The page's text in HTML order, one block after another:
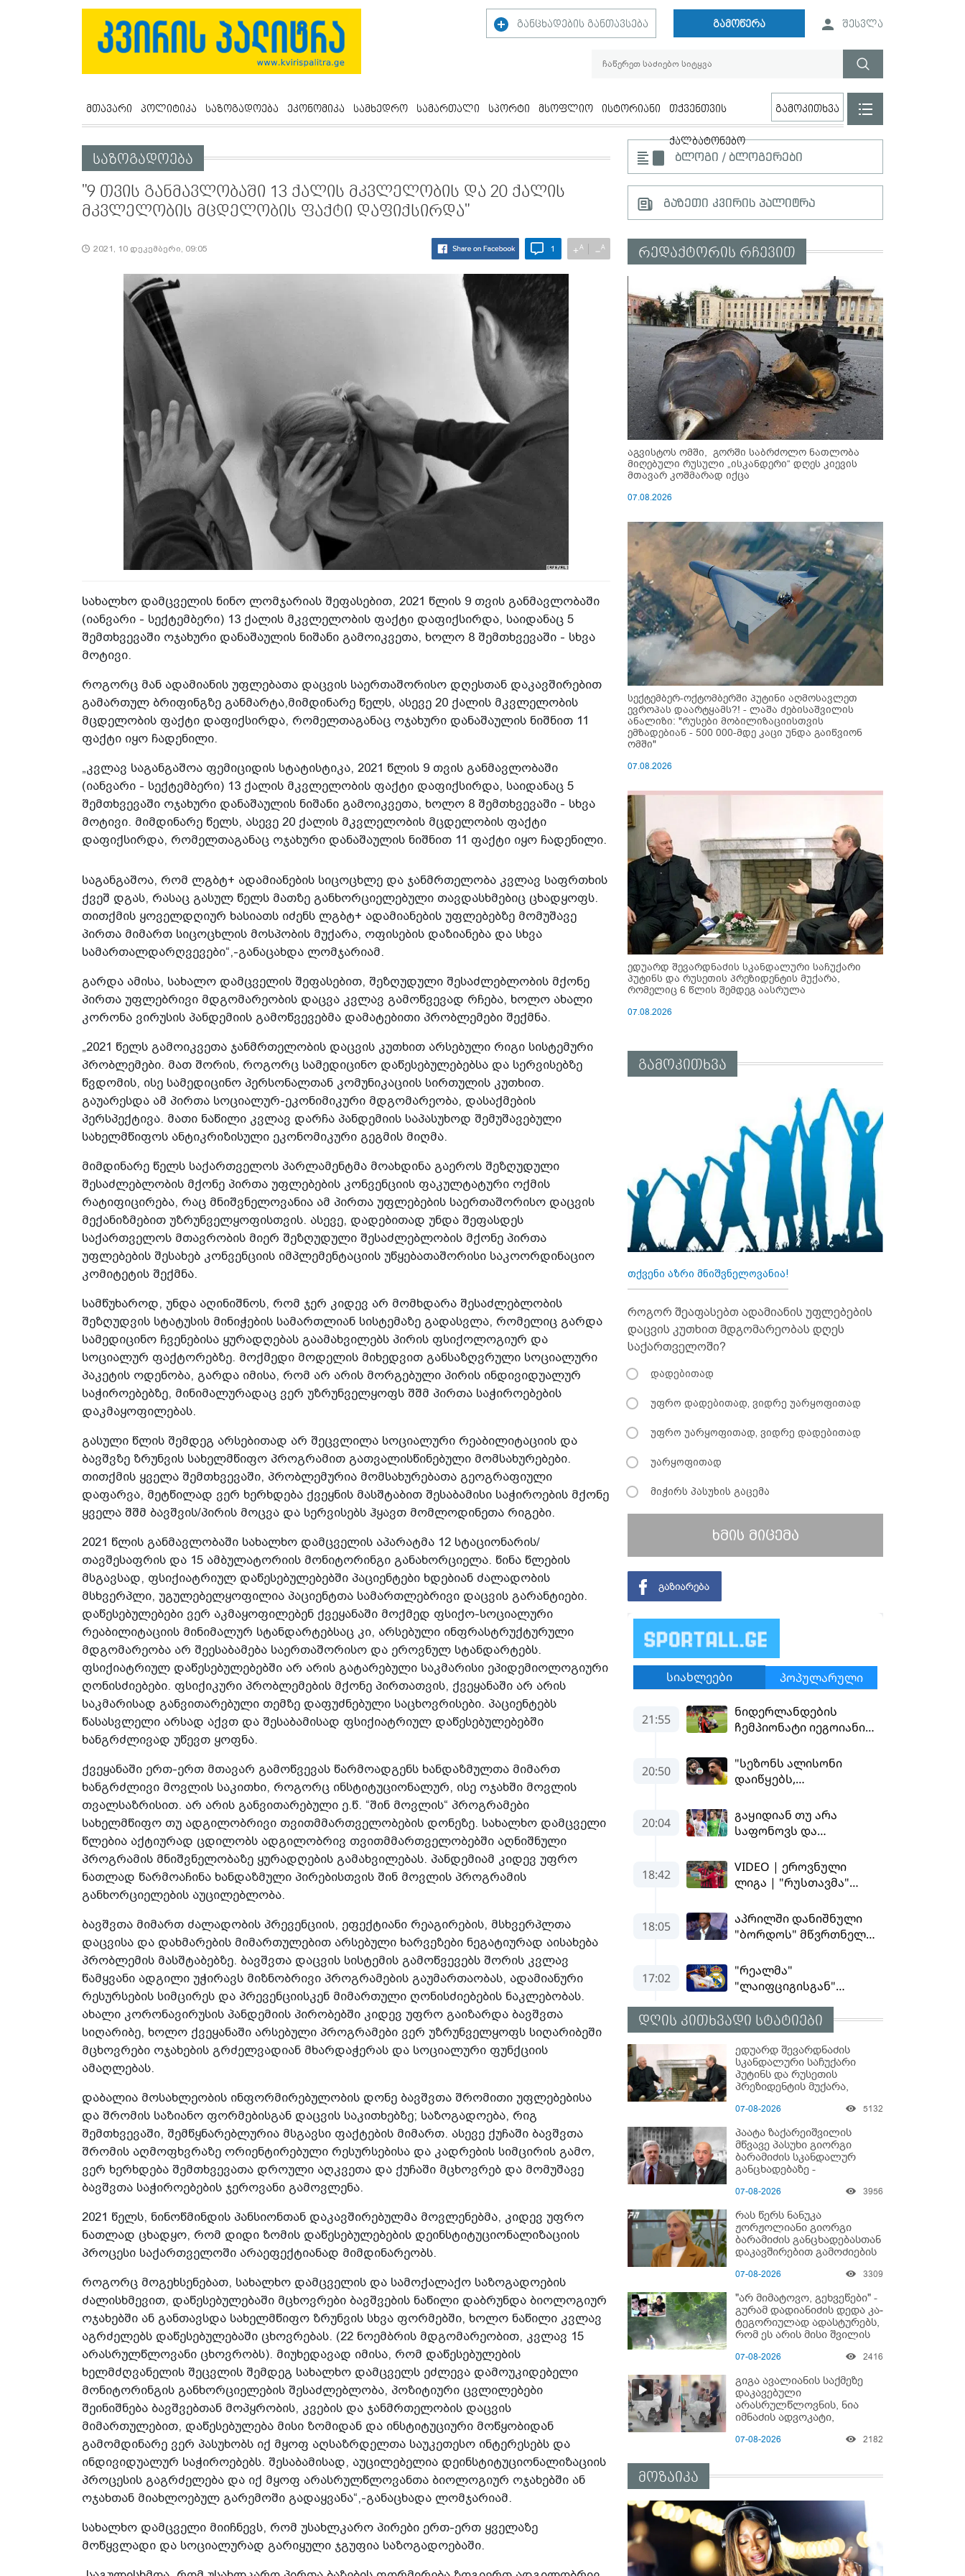
განცხადების განთავსება გამოწერა შესვლა
მთავარი პოლიტიკა საზოგადოება ეკონომიკა სამხედრო სამართალი სპორტი მსოფლიო ისტორიანი თქვენთვის
ქალბატონებო
გამოკითხვა
საზოგადოება
"9 თვის განმავლობაში 13 ქალის მკვლელობის და 20 ქალის
მკვლელობის მცდელობის ფაქტი დაფიქსირდა"
2021, 10 დეკემბერი, 09:05 1 +A −A
სახალხო დამცველის ნინო ლომჯარიას შეფასებით, 2021 წლის 9 თვის განმავლობაში
(იანვარი - სექტემბერი) 13 ქალის მკვლელობის ფაქტი დაფიქსირდა, საიდანაც 5
შემთხვევაში ოჯახური დანაშაულის ნიშანი გამოიკვეთა, ხოლო 8 შემთხვევაში - სხვა
მოტივი.
როგორც მან ადამიანის უფლებათა დაცვის საერთაშორისო დღესთან დაკავშირებით
გამართულ ბრიფინგზე განმარტა,მიმდინარე წელს, ასევე 20 ქალის მკვლელობის
მცდელობის ფაქტი დაფიქსირდა, რომელთაგანაც ოჯახური დანაშაულის ნიშნით 11
ფაქტი იყო ჩადენილი.
„კვლავ საგანგაშოა ფემიციდის სტატისტიკა, 2021 წლის 9 თვის განმავლობაში
(იანვარი - სექტემბერი) 13 ქალის მკვლელობის ფაქტი დაფიქსირდა, საიდანაც 5
შემთხვევაში ოჯახური დანაშაულის ნიშანი გამოიკვეთა, ხოლო 8 შემთხვევაში - სხვა
მოტივი. მიმდინარე წელს, ასევე 20 ქალის მკვლელობის მცდელობის ფაქტი
დაფიქსირდა, რომელთაგანაც ოჯახური დანაშაულის ნიშნით 11 ფაქტი იყო ჩადენილი.
საგანგაშოა, რომ ლგბტ+ ადამიანების სიცოცხლე და ჯანმრთელობა კვლავ საფრთხის
ქვეშ დგას, რასაც გასულ წელს მათზე განხორციელებული თავდასხმებიც ცხადყოფს.
თითქმის ყოველდღიურ ხასიათს იძენს ლგბტ+ ადამიანების უფლებებზე მომუშავე
პირთა მიმართ სიცოცხლის მოსპობის მუქარა, ოფისების დაზიანება და სხვა
სამართალდარღვევები“,-განაცახდა ლომჯარიამ.
გარდა ამისა, სახალო დამცველის შეფასებით, შეზღუდული შესაძლებლობის მქონე
პირთა უფლებრივი მდგომარეობის დაცვა კვლავ გამოწვევად რჩება, ხოლო ახალი
კორონა ვირუსის პანდემიის გამოწვევებმა დამატებითი პრობლემები შექმნა.
„2021 წელს გამოიკვეთა ჯანმრთელობის დაცვის კუთხით არსებული რიგი სისტემური
პრობლემები. მათ შორის, როგორც სამედიცინო დაწესებულებებსა და სერვისებზე
წვდომის, ისე სამედიცინო პერსონალთან კომუნიკაციის სირთულის კუთხით.
გაუარესდა ამ პირთა სოციალურ-ეკონიმიკური მდგომარეობა, დასაქმების
პერსპექტივა. მათი ნაწილი კვლავ დარჩა პანდემიის საპასუხოდ შემუშავებული
სახელმწიფოს ანტიკრიზისული ეკონომიკური გეგმის მიღმა.
მიმდინარე წელს საქართველოს პარლამენტმა მოახდინა გაეროს შეზღუდული
შესაძლებლობის მქონე პირთა უფლებების კონვენციის ფაკულტატური ოქმის
რატიფიცირება, რაც მნიშვნელოვანია ამ პირთა უფლებების საერთაშორისო დაცვის
მექანიზმებით უზრუნველყოფისთვის. ასევე, დადებითად უნდა შეფასდეს
საქართველოს მთავრობის მიერ შეზღუდული შესაძლებლობის მქონე პირთა
უფლებების შესახებ კონვენციის იმპლემენტაციის უწყებათაშორისი საკოორდინაციო
კომიტეტის შექმნა.
სამწუხაროდ, უნდა აღინიშნოს, რომ ჯერ კიდევ არ მომხდარა შესაძლებლობის
შეზღუდვის სტატუსის მინიჭების სამართლიან სისტემაზე გადასვლა, რომელიც გარდა
სამედიცინო ჩვენებისა ყურადღებას გაამახვილებს პირის ფსიქოლოგიურ და
სოციალურ ფაქტორებზე. მოქმედი მოდელის მიხედვით განსაზღვრული სოციალური
პაკეტის ოდენობა, გარდა იმისა, რომ არ არის მორგებული პირის ინდივიდუალურ
საჭიროებებზე, მინიმალურადაც ვერ უზრუნველყოფს შშმ პირთა საჭიროებების
დაკმაყოფილებას.
გასული წლის შემდეგ არსებითად არ შეცვლილა სოციალური რეაბილიტაციის და
ბავშვზე ზრუნვის სახელმწიფო პროგრამით გათვალისწინებული მომსახურებები.
თითქმის ყველა შემთხვევაში, პრობლემურია მომსახურებათა გეოგრაფიული
დაფარვა, მეტწილად ვერ ხერხდება ქვეყნის მასშტაბით შესაბამისი საჭიროების მქონე
ყველა შშმ ბავშვის/პირის მოცვა და სერვისებს ჰყავთ მომლოდინეთა რიგები.
2021 წლის განმავლობაში სახალხო დამცველის აპარატმა 12 სტაციონარის/
თავშესაფრის და 15 ამბულატორიის მონიტორინგი განახორციელა. წინა წლების
მსგავსად, ფსიქიატრიულ დაწესებულებებში პაციენტები ხდებიან ძალადობის
მსხვერპლი, უგულებელყოფილია პაციენტთა სამართლებრივი დაცვის გარანტიები.
დაწესებულებები ვერ აკმაყოფილებენ ქვეყანაში მოქმედ ფსიქო-სოციალური
რეაბილიტაციის მინიმალურ სტანდარტებსაც კი, არსებული ინფრასტრუქტურული
მდგომარეობა არ შეესაბამება საერთაშორისო და ეროვნულ სტანდარტებს.
ფსიქიატრიულ დაწესებულებებში არ არის გატარებული საკმარისი ეპიდემიოლოგიური
ღონისძიებები. ფსიქიკური პრობლემების მქონე პირთათვის, ქვეყანაში არ არის
საკმარისად განვითარებული თემზე დაფუძნებული საცხოვრისები. პაციენტებს
წასასვლელი არსად აქვთ და შესაბამისად ფსიქიატრიულ დაწესებულებებში
ხანგრძლივად უწევთ ყოფნა.
ქვეყანაში ერთ-ერთ მთავარ გამოწვევას წარმოადგენს ხანდაზმულთა მიმართ
ხანგრძლივი მოვლის საკითხი, როგორც ინსტიტუციონალურ, ისე ოჯახში მოვლის
თვალსაზრისით. არ არის განვითარებული ე.წ. “შინ მოვლის“ პროგრამები
სახელმწიფო თუ ადგილობრივი თვითმმართველობების დონეზე. სახალხო დამცველი
წლებია აქტიურად ცდილობს ადგილობრივ თვითმმართველობებში აღნიშნული
პროგრამის მნიშვნელობაზე ყურადღების გამახვილებას. პანდემიამ კიდევ უფრო
ნათლად წარმოაჩინა ხანდაზმული პირებისთვის შინ მოვლის პროგრამის
განხორციელების აუცილებლობა.
ბავშვთა მიმართ ძალადობის პრევენციის, ეფექტიანი რეაგირების, მსხვერპლთა
დაცვისა და დახმარების მიმართულებით არსებული ხარვეზები ნეგატიურად აისახება
პრობლემის მასშტაბებზე. ბავშვთა დაცვის სისტემის გამოწვევებს შორის კვლავ
წამყვანი ადგილი უჭირავს მიზნობრივი პროგრამების გაუმართაობას, ადამიანური
რესურსების სიმცირეს და პრევენციისკენ მიმართული ღონისძიებების ნაკლებობას.
ახალი კორონავირუსის პანდემიის პირობებში კიდევ უფრო გაიზარდა ბავშვთა
სიღარიბე, ხოლო ქვეყანაში არსებული პროგრამები ვერ უზრუნველყოფს სიღარიბეში
მცხოვრები ოჯახების გრძელვადიან მხარდაჭერას და სოციალური ფუნქციის
ამაღლებას.
დაბალია მოსახლეობის ინფორმირებულობის დონე ბავშვთა შრომითი უფლებებისა
და შრომის საზიანო ფორმებისგან დაცვის საკითხებზე; საზოგადოება, რიგ
შემთხვევაში, შემწყნარებლურია მსგავსი ფაქტების მიმართ. ასევე ქუჩაში ბავშვთა
შრომის აღმოფხვრაზე ორიენტირებული რესურსებისა და კადრების სიმცირის გამო,
ვერ ხერხდება შემთხვევათა დროული აღკვეთა და ქუჩაში მცხოვრებ და მომუშავე
ბავშვთა საჭიროებების ჯეროვანი გამოვლენა.
2021 წელს, ნინოწმინდის პანსიონთან დაკავშირებულმა მოვლენებმა, კიდევ უფრო
ნათლად ცხადყო, რომ დიდი ზომის დაწესებულებების დეინსტიტუციონალიზაციის
პროცესი საქართველოში არაეფექტიანად მიმდინარეობს.
როგორც მოგეხსენებათ, სახალხო დამცველის და სამოქალაქო საზოგადოების
ძალისხმევით, დაწესებულებაში მცხოვრები ბავშვების ნაწილი დაბრუნდა ბიოლოგიურ
ოჯახებში ან განთავსდა სახელმწიფო ზრუნვის სხვა ფორმებში, ხოლო ნაწილი კვლავ
აგრძელებს დაწესებულებაში ცხოვრებას. (22 ნოემბრის მდგომარეობით, კვლავ 15
არასრულწლოვანი ცხოვრობს). მიუხედავად იმისა, რომ დაწესებულების
ხელმძღვანელის შეცვლის შემდეგ სახალხო დამცველს ეძლევა დამოუკიდებელი
მონიტორინგის განხორციელების შესაძლებლობა, პოზიტიური ცვლილებები
შეინიშნება ბავშვებთან მოპყრობის, კვების და ჯანმრთელობის დაცვის
მიმართულებით, დაწესებულება მისი ზომიდან და ინსტიტუციური მოწყობიდან
გამომდინარე ვერ პასუხობს იქ მყოფ აღსაზრდელთა საუკეთესო ინტერესებს და
ინდივიდუალურ საჭიროებებს. შესაბამისად, აუცილებელია დეინსტიტუციონალიზაციის
პროცესის გაგრძელება და იქ მყოფ არასრულწლოვანთა ბიოლოგიურ ოჯახებში ან
ოჯახთან მიახლოებულ გარემოში გადაყვანა“,-განაცხადა ლომჯარიამ.
სახალხო დამცველი მიიჩნევს, რომ უსახლკარო პირები ერთ-ერთ ყველაზე
მოწყვლადი და სოციალურად გარიყული ჯგუფია საზოგადოებაში.
ბლოგი / ბლოგერები
გაზეთი კვირის პალიტრა
რედაქტორის რჩევით
აგვისტოს ომში, გორში საბრძოლო ნათლობა
მიღებული რუსული „ისკანდერი“ დღეს კიევის
მთავარ კოშმარად იქცა
07.08.2026
სექტემბერ-ოქტომბერში პუტინი აღმოსავლეთ
ევროპას დაარტყამს?! - ლაშა ძებისაშვილის
ანალიზი: "რუსები მობი­ლიზაციისთვის
ემზადებიან - 500 000-მდე კაცი უნდა გაიწვიონ
ომში"
07.08.2026
ედუარდ შევარდნაძის სკანდალური საჩუქარი
პუტინს და რუსეთის პრეზიდენტის მუქარა,
რომელიც 6 წლის შემდეგ აასრულა
07.08.2026
გამოკითხვა
თქვენი აზრი მნიშვნელოვანია!
როგორ შეაფასებთ ადამიანის უფლებების
დაცვის კუთხით მდგომარეობას დღეს
საქართველოში?
დადებითად
უფრო დადებითად, ვიდრე უარყოფითად
უფრო უარყოფითად, ვიდრე დადებითად
უარყოფითად
მიჭირს პასუხის გაცემა
ხმის მიცემა
დღის კითხვადი სტატიები
ედუარდ შევარდნაძის
სკანდალური საჩუქარი
პუტინს და რუსეთის
პრეზიდენტის მუქარა,
აასრულა
07-08-2026 5132
პაატა ზაქარეიშვილის
მწვავე პასუხი გიორგი
ბარამიძის სკანდალურ
განცხადებაზე -
ვიცი... კამანში მოკლული
გადმოვასვენე... ბარამიძე
კი ტყუის"
07-08-2026 3956
რას წერს ნანუკა
ჟორჟოლიანი გიორგი
ბარამიძის განცხადებასთან
დაკავშირებით გამოძიების
07-08-2026 3309
"არ მიმატოვო, გეხვეწები" -
გუ­რა­მ დადიანიძის დედა კა­
ტე­გო­რი­უ­ლად ადას­ტუ­რებს,
რომ ეს არის მისი შვი­ლის
07-08-2026 2416
გიგა ავალიანის საქმეზე
დაკავებული
არასრულწლოვნის, ნია
იმნაძის ადვოკატი,
გადაღებულ კადრებს
07-08-2026 2182
მოზაიკა